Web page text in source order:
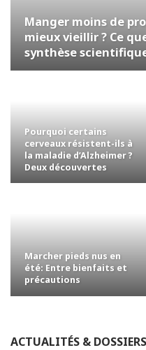
Manger moins de
mieux vieillir ? Ce
synthèse
Pourquoi certains
cerveaux résistent-ils à
la maladie d’Alzheimer ?
Deux découvertes
Marcher pieds nus en
été: Entre bienfaits et
précautions
ACTUALITÉS & DOSSIERS